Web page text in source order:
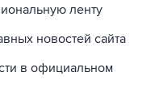
ленту
новостей сайта
в официальном